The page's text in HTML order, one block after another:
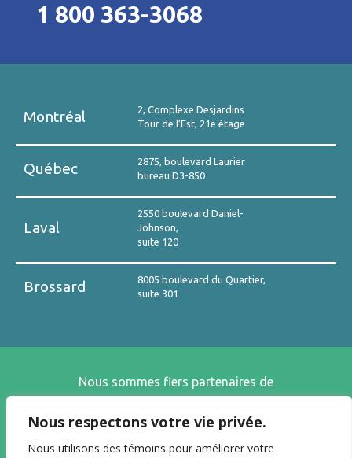
Nous respectons votre vie privée.
Nous utilisons des témoins pour améliorer votre
1 800 363-3068
Montréal
2, Complexe Desjardins
Tour de l’Est, 21e étage
Québec
2875, boulevard Laurier
bureau D3-850
Laval
2550 boulevard Daniel-
Johnson,
suite 120
Brossard
8005 boulevard du Quartier,
suite 301
Nous sommes fiers partenaires de